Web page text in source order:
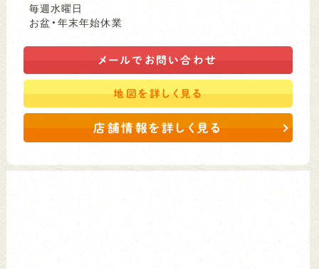
毎週水曜日
お盆・年末年始休業
メールで お問い合わせ
地図を詳しく見る
店舗情報を詳しく見る